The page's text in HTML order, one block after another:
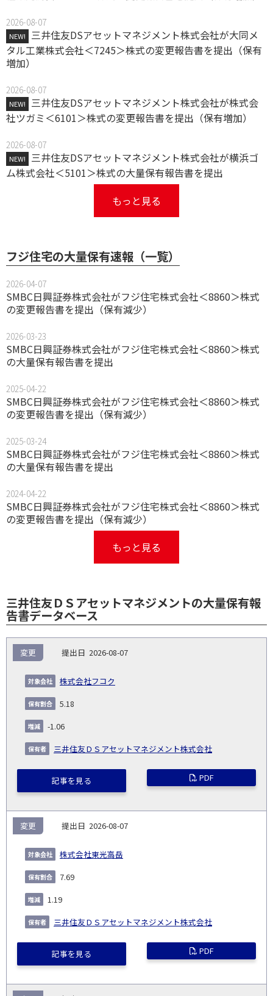
2026-08-07
NEW!
三井住友DSアセットマネジメント株式会社が大同メ
タル工業株式会社＜7245＞株式の変更報告書を提出（保有
増加）
2026-08-07
NEW!
三井住友DSアセットマネジメント株式会社が株式会
社ツガミ＜6101＞株式の変更報告書を提出（保有増加）
2026-08-07
NEW!
三井住友DSアセットマネジメント株式会社が横浜ゴ
ム株式会社＜5101＞株式の大量保有報告書を提出
もっと見る
フジ住宅の大量保有速報（一覧）
2026-04-07
SMBC日興証券株式会社がフジ住宅株式会社＜8860＞株式
の変更報告書を提出（保有減少）
2026-03-23
SMBC日興証券株式会社がフジ住宅株式会社＜8860＞株式
の大量保有報告書を提出
2025-04-22
SMBC日興証券株式会社がフジ住宅株式会社＜8860＞株式
の変更報告書を提出（保有減少）
2025-03-24
SMBC日興証券株式会社がフジ住宅株式会社＜8860＞株式
の大量保有報告書を提出
2024-04-22
SMBC日興証券株式会社がフジ住宅株式会社＜8860＞株式
の変更報告書を提出（保有減少）
もっと見る
三井住友ＤＳアセットマネジメントの大量保有報
告書データベース
NO.
告
義
務
発
生
日
出
コー
象
2026-08-07
株式会社フコク
変更
5.18
-1.06
三井住友ＤＳアセットマネジメント株式会社
記事を見る PDF
2026-08-07
株式会社東光高岳
変更
7.69
1.19
三井住友ＤＳアセットマネジメント株式会社
記事を見る PDF